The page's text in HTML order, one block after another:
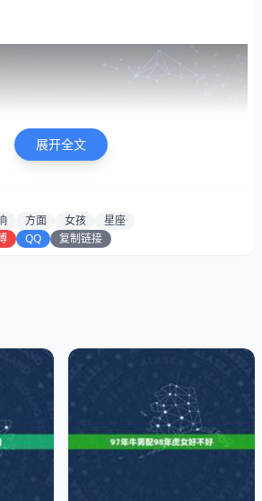
秘感和幻想色彩的星座，3月初3出生
展开全文
方面 女孩 星座
QQ 复制链接